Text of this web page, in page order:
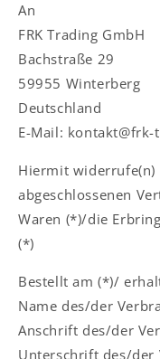
An
FRK Trading GmbH
Bachstraße 29
59955 Winterberg
Deutschland
E-Mail: kontakt@frk-
Hiermit
abgeschlossenen
Waren (*)/die
(*)
Bestellt am (*)/
Name des/der
Anschrift des/der
Unterschrift des/der